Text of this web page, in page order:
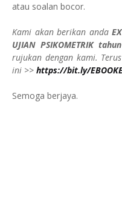
atau soalan bocor.
Kami akan berikan anda
UJIAN PSIKOMETRIK
rujukan dengan kami.
ini >> https://bit.ly/
Semoga berjaya.